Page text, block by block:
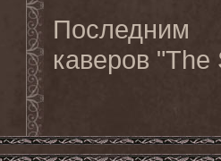
Последним
каверов "The